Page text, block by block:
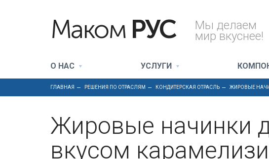
О НАС УСЛУГИ
Маком РУС Мы делаем
мир вкуснее!
ГЛАВНАЯ РЕШЕНИЯ ПО ОТРАСЛЯМ КОНДИТЕРСКАЯ ОТРАСЛЬ ЖИРОВЫЕ
Жировые начинки
вкусом